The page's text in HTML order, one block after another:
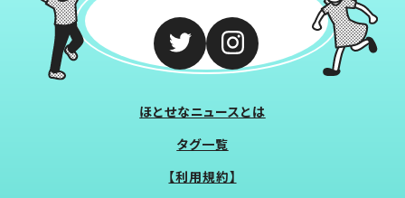
ほとせなニュースとは
タグ一覧
【利用規約】